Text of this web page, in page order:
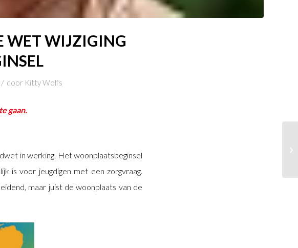
WET WIJZIGING
/ door Kitty Wolfs
gaan.
in werking. Het woonplaatsbeginsel
is voor jeugdigen met een zorgvraag.
maar juist de woonplaats van de